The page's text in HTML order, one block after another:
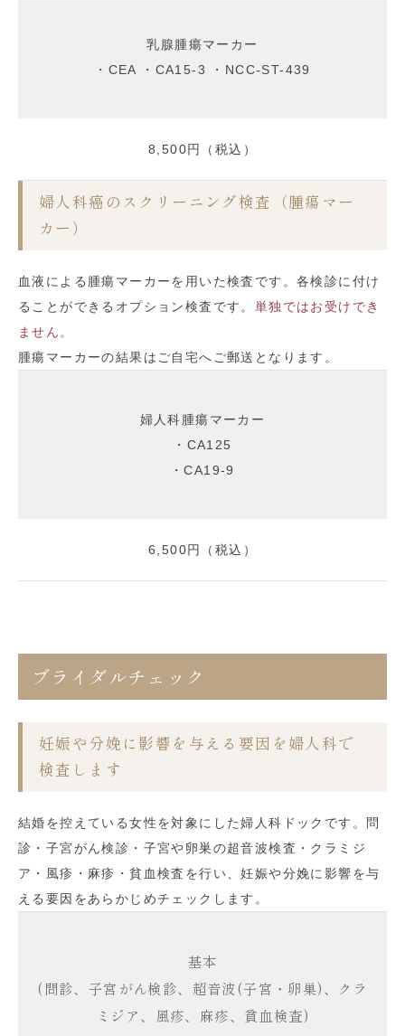
乳腺腫瘍マーカー
・CEA ・CA15-3 ・NCC-ST-439
8,500円（税込）
婦人科癌のスクリーニング検査（腫瘍マー
カー）
血液による腫瘍マーカーを用いた検査です。各検診に付け
ることができるオプション検査です。 単独ではお受けでき
ません。
腫瘍マーカーの結果はご自宅へご郵送となります。
婦人科腫瘍マーカー
・CA125
・CA19-9
6,500円（税込）
ブライダルチェック
妊娠や分娩に影響を与える要因を婦人科で
検査します
結婚を控えている女性を対象にした婦人科ドックです。問
診・子宮がん検診・子宮や卵巣の超音波検査・クラミジ
ア・風疹・麻疹・貧血検査を行い、妊娠や分娩に影響を与
える要因をあらかじめチェックします。
基本
(問診、子宮がん検診、超音波(子宮・卵巣)、クラ
ミジア、風疹、麻疹、貧血検査)